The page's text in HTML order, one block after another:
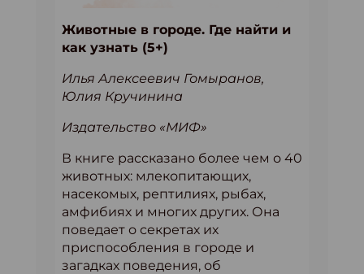
Животные в городе. Где найти и
как узнать (5+)
Илья Алексеевич Гомыранов,
Юлия Кручинина
Издательство «МИФ»
В книге рассказано более чем о 40
животных: млекопитающих,
насекомых, рептилиях, рыбах,
амфибиях и многих других. Она
поведает о секретах их
приспособления в городе и
загадках поведения, об